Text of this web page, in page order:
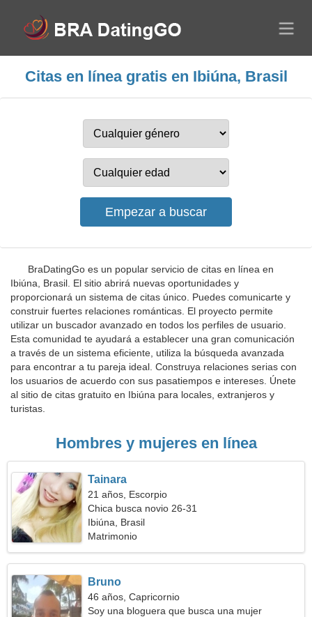
Citas en línea gratis en Ibiúna, Brasil
BraDatingGo es un popular servicio de citas en línea en
Ibiúna, Brasil. El sitio abrirá nuevas oportunidades y
proporcionará un sistema de citas único. Puedes comunicarte y
construir fuertes relaciones románticas. El proyecto permite
utilizar un buscador avanzado en todos los perfiles de usuario.
Esta comunidad te ayudará a establecer una gran comunicación
a través de un sistema eficiente, utiliza la búsqueda avanzada
para encontrar a tu pareja ideal. Construya relaciones serias con
los usuarios de acuerdo con sus pasatiempos e intereses. Únete
al sitio de citas gratuito en Ibiúna para locales, extranjeros y
turistas.
Hombres y mujeres en línea
Tainara
21 años, Escorpio
Chica busca novio 26-31
Ibiúna, Brasil
Matrimonio
Bruno
46 años, Capricornio
Soy una bloguera que busca una mujer